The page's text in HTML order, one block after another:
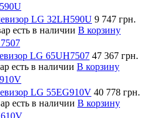
LG 32LH590U 9 747 грн.
есть в наличии В корзину
LG 65UH7507 47 367 грн.
есть в наличии В корзину
LG 55EG910V 40 778 грн.
есть в наличии В корзину